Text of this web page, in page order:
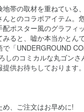
帯の取材を重ねている
んとのコラボアイテム。
ポスター風のグラフィ
みると、嘘か本当かとん
「UNDERGROUND
しのコミカルな丸ゴンさ
供お待ちしております。
、ご注文はお早めに!